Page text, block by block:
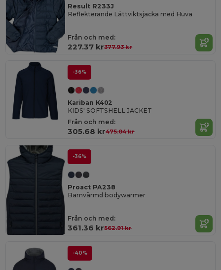
Result R233J
Reflekterande Lättviktsjacka med Huva
Från och med:
227.37 kr377.93 kr
-36%
Kariban K402
KIDS' SOFTSHELL JACKET
Från och med:
305.68 kr475.04 kr
-36%
Proact PA238
Barnvärmd bodywarmer
Från och med:
361.36 kr562.91 kr
-40%